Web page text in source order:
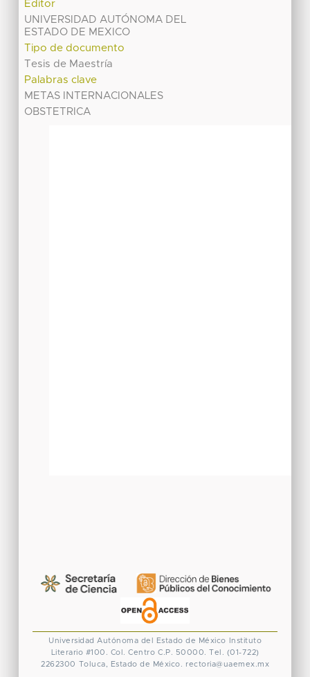
Editor
UNIVERSIDAD AUTÓNOMA DEL
ESTADO DE MEXICO
Tipo de documento
Tesis de Maestría
Palabras clave
METAS INTERNACIONALES
OBSTETRICA
Universidad Autónoma del Estado de México
Instituto
Literario #100. Col. Centro C.P. 50000. Tel. (01-722)
2262300 Toluca, Estado de México. rectoria@uaemex.mx